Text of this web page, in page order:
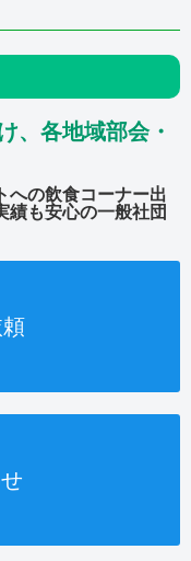
、各地域部会・
への飲食コーナー出
績も安心の一般社団